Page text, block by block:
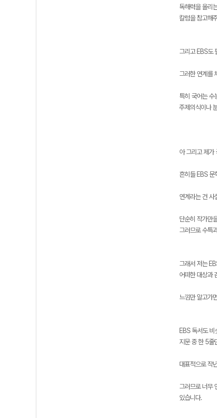
독해력을 올리
칼럼을 참고해
그리고 EBS도
그러한 연계를
특히 국어는 수
주제의식이나
아 그리고 제가
흔히들 EBS 문
연계라는 건 사
단순히 작가만
그러므로 수특
그래서 저는
어떠한 대상과
느낌만 알고가
EBS 독서도
지문 중 한 5줄
대표적으로 작
그러므로 너무
있습니다.